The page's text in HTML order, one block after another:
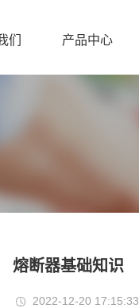
们 产品中心
熔断器基础知识
2022-12-20 17:15:33